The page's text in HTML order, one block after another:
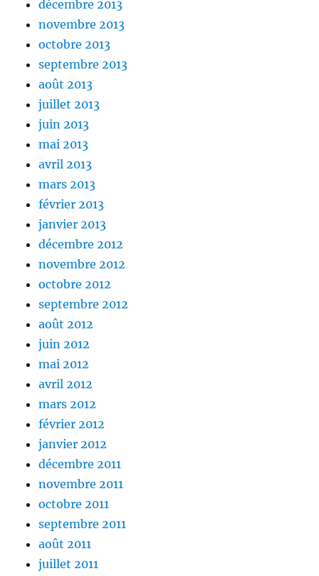
décembre 2013
novembre 2013
octobre 2013
septembre 2013
août 2013
juillet 2013
juin 2013
mai 2013
avril 2013
mars 2013
février 2013
janvier 2013
décembre 2012
novembre 2012
octobre 2012
septembre 2012
août 2012
juin 2012
mai 2012
avril 2012
mars 2012
février 2012
janvier 2012
décembre 2011
novembre 2011
octobre 2011
septembre 2011
août 2011
juillet 2011